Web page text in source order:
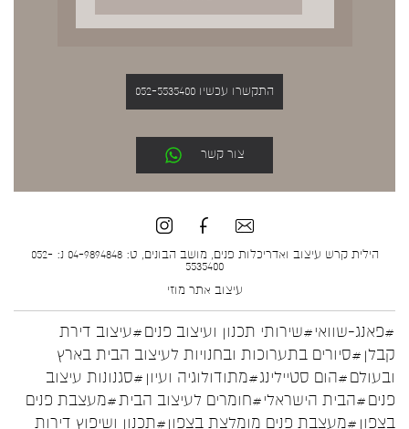
התקשרו עכשיו 052-5535400
צור קשר
הילית קרש עיצוב ואדריכלות פנים, מושב הבונים, ט: 04-9894848 נ: 052-
5535400
עיצוב אתר מוזי
#פאנג-שוואי#שירותי תכנון ועיצוב פנים#עיצוב דירת
קבלן #סיורים בתערוכות ובחנויות לעיצוב הבית בארץ
ובעולם#הום סטיילינג#מתודולוגיה ועיון #סגנונות עיצוב
פנים#הבית הישראלי#חומרים לעיצוב הבית#מעצבת פנים
בצפון #מעצבת פנים מומלצת בצפון#תכנון ושיפוץ דירות